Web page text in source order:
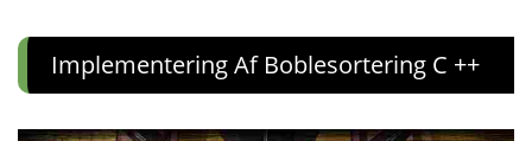
Implementering Af Boblesortering C ++